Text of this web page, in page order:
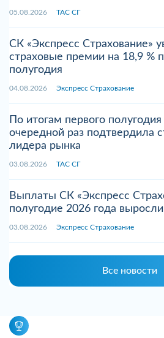
05.08.2026 ТАС СГ
СК «Экспресс Страхование»
страховые премии на 18,9 %
полугодия
04.08.2026 Экспресс Страхование
По итогам первого
очередной раз подтвердила
лидера рынка
03.08.2026 ТАС СГ
Выплаты СК «Экспресс
полугодие 2026 года
03.08.2026 Экспресс Страхование
Все новости